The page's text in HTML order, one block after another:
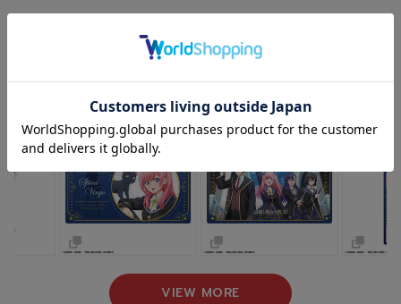
NEW ARRIVAL
VIEW MORE